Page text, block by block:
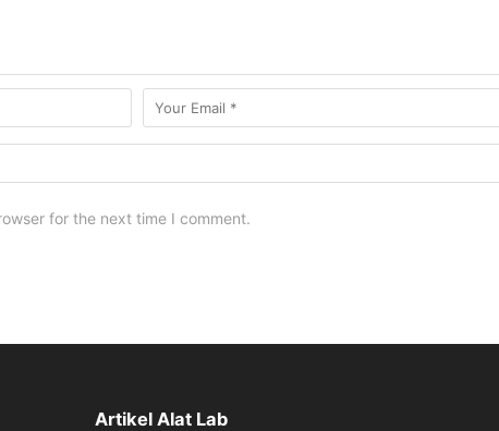
for the next time I comment.
Artikel Alat Lab